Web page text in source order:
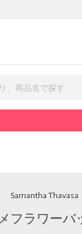
Samantha Thavasa
フラワーバ